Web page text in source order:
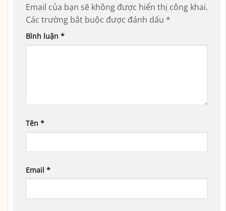
Email của bạn sẽ không được hiển thị công khai.
Các trường bắt buộc được đánh dấu *
Bình luận *
Tên *
Email *